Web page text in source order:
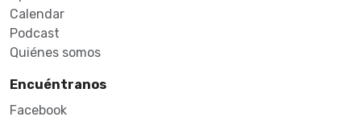
Calendar
Podcast
Quiénes somos
Encuéntranos
Facebook